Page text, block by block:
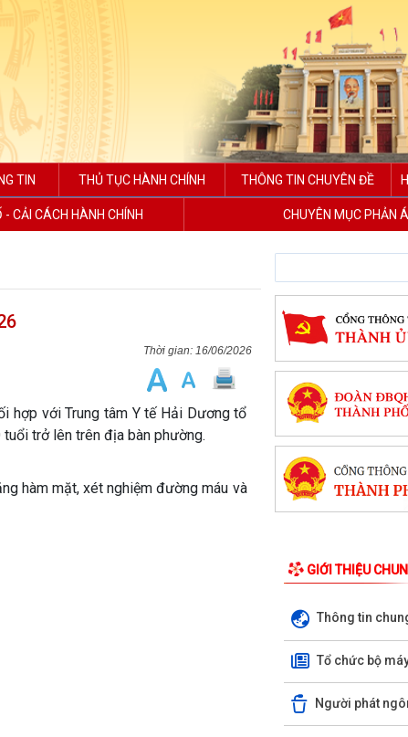
TIN THỦ TỤC HÀNH CHÍNH THÔNG TIN CHUYÊN ĐỀ
CẢI CÁCH HÀNH CHÍNH CHUYÊN MỤC PHẢN
16/06/2026
hợp với Trung tâm Y tế Hải Dương tổ
trở lên trên địa bàn phường.
hàm mặt, xét nghiệm đường máu và
GIỚI THIỆU
Thông tin
Tổ chức bộ
Người phát